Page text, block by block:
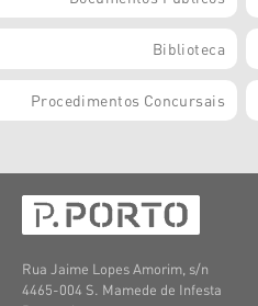
Biblioteca
Procedimentos Concursais
Rua Jaime Lopes Amorim, s/n
4465-004 S. Mamede de Infesta